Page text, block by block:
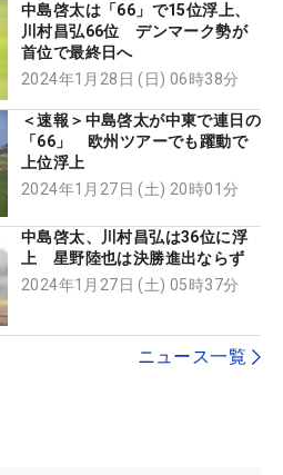
中島啓太は「66」で15位浮上、
川村昌弘66位 デンマーク勢が
首位で最終日へ
2024年1月28日 (日) 06時38分
＜速報＞中島啓太が中東で連日の
「66」 欧州ツアーでも躍動で
上位浮上
2024年1月27日 (土) 20時01分
中島啓太、川村昌弘は36位に浮
上 星野陸也は決勝進出ならず
2024年1月27日 (土) 05時37分
ニュース一覧